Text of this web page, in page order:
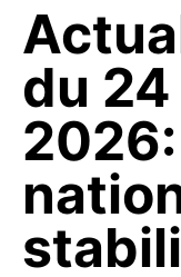
du